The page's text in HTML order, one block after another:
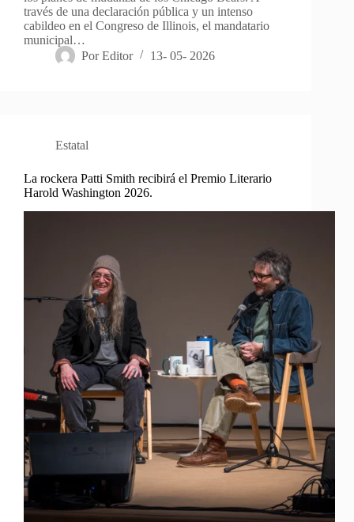
través de una declaración pública y un intenso
cabildeo en el Congreso de Illinois, el mandatario
municipal…
Por Editor 13- 05- 2026
Estatal
La rockera Patti Smith recibirá el Premio Literario
Harold Washington 2026.